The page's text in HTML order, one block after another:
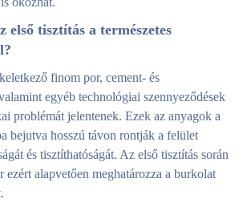
tisztítás a természetes
finom por, cement- és
egyéb technológiai szennyeződések
problémát jelentenek. Ezek az anyagok a
bejutva hosszú távon rontják a felület
és tisztíthatóságát. Az első tisztítás során
ezért alapvetően meghatározza a burkolat